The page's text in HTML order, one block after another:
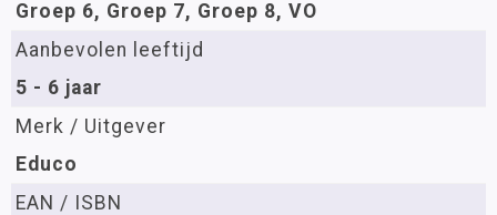
Groep 6, Groep 7, Groep 8, VO
Aanbevolen leeftijd
5 - 6 jaar
Merk / Uitgever
Educo
EAN / ISBN